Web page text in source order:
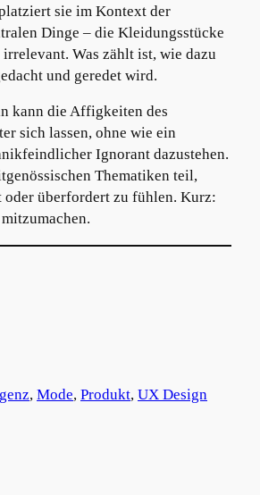
sie im Kontext der
Dinge – die Kleidungsstücke
Was zählt ist, wie dazu
und geredet wird.
kann die Affigkeiten des
sich lassen, ohne wie ein
Ignorant dazustehen.
Thematiken teil,
oder überfordert zu fühlen. Kurz:
, Mode, Produkt, UX Design